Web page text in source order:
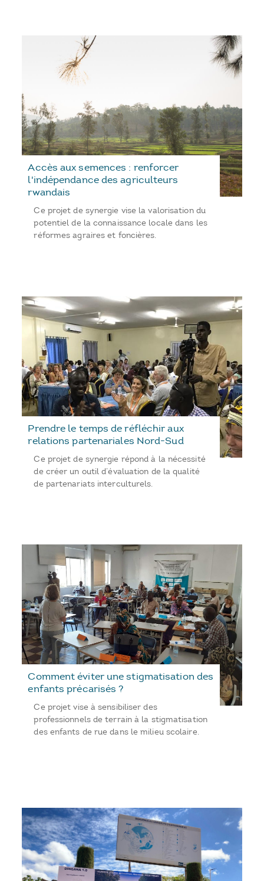
Accès aux semences : renforcer
l'indépendance des agriculteurs
rwandais
Ce projet de synergie vise la valorisation du
potentiel de la connaissance locale dans les
réformes agraires et foncières.
Prendre le temps de réfléchir aux
relations partenariales Nord-Sud
Ce projet de synergie répond à la nécessité
de créer un outil d’évaluation de la qualité
de partenariats interculturels.
Comment éviter une stigmatisation des
enfants précarisés ?
Ce projet vise à sensibiliser des
professionnels de terrain à la stigmatisation
des enfants de rue dans le milieu scolaire.